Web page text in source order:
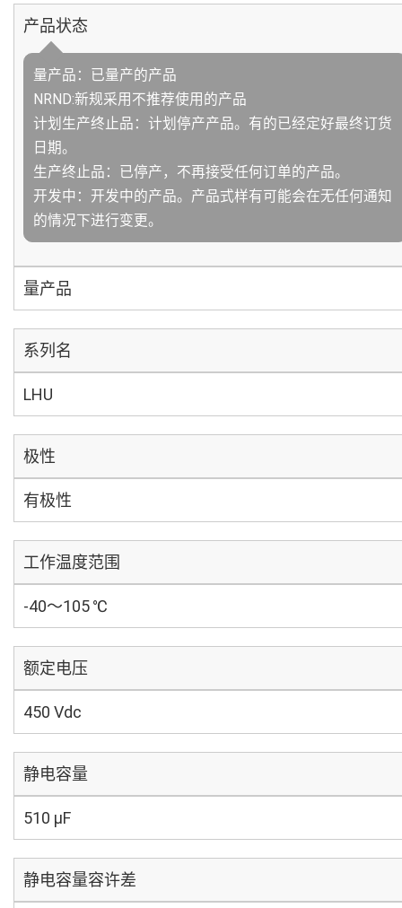
产品状态
量产品：已量产的产品
NRND:新规采用不推荐使用的产品
计划生产终止品：计划停产产品。有的已经定好最终订货
日期。
生产终止品：已停产，不再接受任何订单的产品。
开发中：开发中的产品。产品式样有可能会在无任何通知
的情况下进行变更。
量产品
系列名
LHU
极性
有极性
工作温度范围
-40～105 ℃
额定电压
450 Vdc
静电容量
510 µF
静电容量容许差